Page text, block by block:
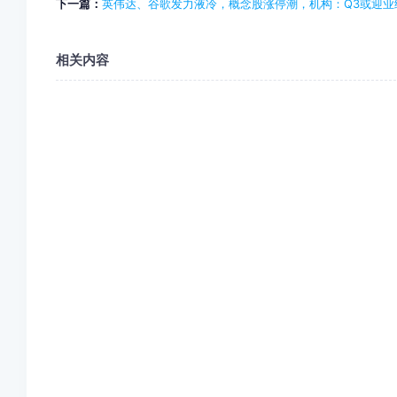
下一篇： 英伟达、谷歌发力液冷，概念股涨停潮，机构：Q3或迎业
相关内容